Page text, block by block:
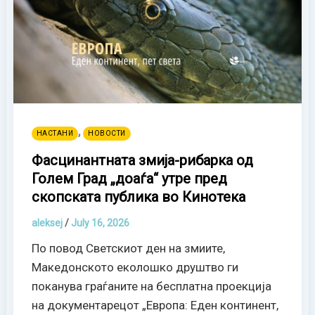
НАСТАНИ , НОВОСТИ
Фасцинантната змија-рибарка од
Голем Град „доаѓа“ утре пред
скопската публика во Кинотека
aleksej/ July 16, 2026
По повод Светскиот ден на змиите,
Македонското еколошко друштво ги
поканува граѓаните на бесплатна проекција
на документарецот „Европа: Еден континент,